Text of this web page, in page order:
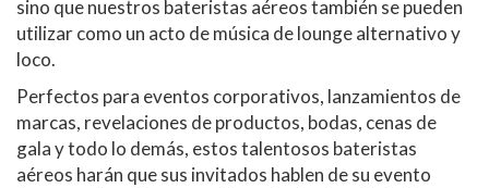
sino que nuestros bateristas aéreos también se pueden
utilizar como un acto de música de lounge alternativo y
loco.
Perfectos para eventos corporativos, lanzamientos de
marcas, revelaciones de productos, bodas, cenas de
gala y todo lo demás, estos talentosos bateristas
aéreos harán que sus invitados hablen de su evento